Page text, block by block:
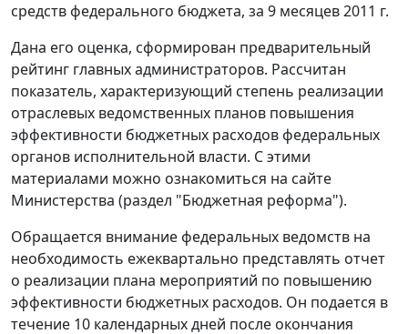
средств федерального бюджета, за 9 месяцев 2011 г.
Дана его оценка, сформирован предварительный
рейтинг главных администраторов. Рассчитан
показатель, характеризующий степень реализации
отраслевых ведомственных планов повышения
эффективности бюджетных расходов федеральных
органов исполнительной власти. С этими
материалами можно ознакомиться на сайте
Министерства (раздел "Бюджетная реформа").
Обращается внимание федеральных ведомств на
необходимость ежеквартально представлять отчет
о реализации плана мероприятий по повышению
эффективности бюджетных расходов. Он подается в
течение 10 календарных дней после окончания